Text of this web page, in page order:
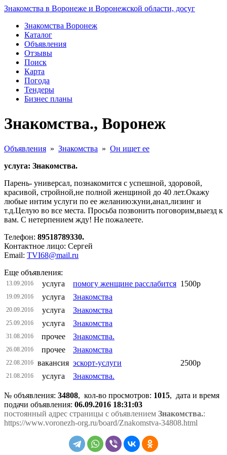
Знакомства в Воронеже и Воронежской области, досуг
Знакомства Воронеж
Каталог
Объявления
Отзывы
Поиск
Карта
Погода
Тендеры
Бизнес планы
Знакомства., Воронеж
Объявления » Знакомства » Он ищет ее
услуга: Знакомства.
Парень- универсал, познакомится с успешной, здоровой,
красивой, стройной,не полной женщиной до 40 лет.Окажу
любые интим услуги по ее желанию:куни,анал,лизинг и
т.д.Целую во все места. Просьба позвонить поговорим,выезд к
вам. С нетерпением жду! Не пожалеете.
Телефон: 89518789330.
Контактное лицо: Сергей
Email: TVI68@mail.ru
Еще объявления:
13.09.2016 услуга помогу женщине расслабится 1500р
19.09.2016 услуга Знакомства
20.09.2016 услуга Знакомства
25.09.2016 услуга Знакомства
31.08.2016 прочее Знакомства.
26.08.2016 прочее Знакомства
22.08.2016 вакансия эскорт-услуги 2500р
21.08.2016 услуга Знакомства.
№ объявления: 34808, кол-во просмотров: 1015, дата и время
подачи объявления: 06.09.2016 18:31:03
постоянный адрес страницы с объявлением Знакомства.:
https://www.voronezh-org.ru/board/Znakomstva-34808.html